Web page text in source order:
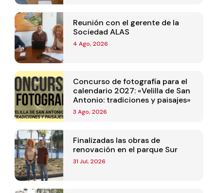
Reunión con el gerente de la
Sociedad ALAS
4 Ago, 2026
Concurso de fotografía para el
calendario 2027: «Velilla de San
Antonio: tradiciones y paisajes»
3 Ago, 2026
Finalizadas las obras de
renovación en el parque Sur
31 Jul, 2026